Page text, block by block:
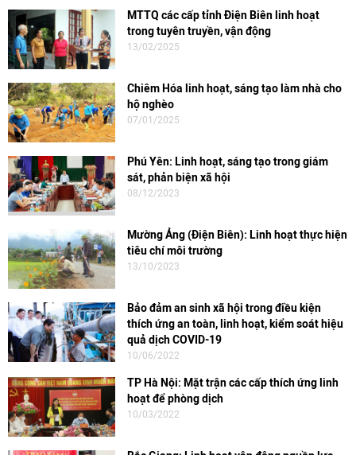
MTTQ các cấp tỉnh Điện Biên linh hoạt
trong tuyên truyền, vận động
13/02/2025
Chiêm Hóa linh hoạt, sáng tạo làm nhà cho
hộ nghèo
07/01/2025
Phú Yên: Linh hoạt, sáng tạo trong giám
sát, phản biện xã hội
08/12/2023
Mường Ảng (Điện Biên): Linh hoạt thực hiện
tiêu chí môi trường
13/10/2023
Bảo đảm an sinh xã hội trong điều kiện
thích ứng an toàn, linh hoạt, kiểm soát hiệu
quả dịch COVID-19
10/06/2022
TP Hà Nội: Mặt trận các cấp thích ứng linh
hoạt để phòng dịch
10/03/2022